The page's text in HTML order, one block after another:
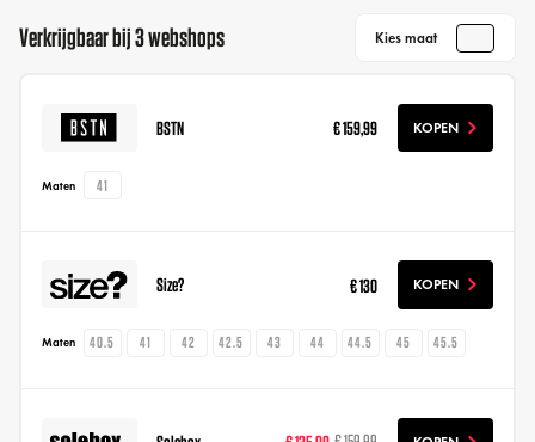
Verkrijgbaar bij 3 webshops Kies maat
BSTN € 159,99 KOPEN
Maten 41
Size? € 130 KOPEN
Maten 40.5 41 42 42.5 43 44 44.5 45 45.5